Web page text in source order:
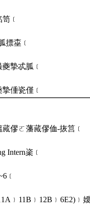
﹝
摽桽﹝
摯忒胍﹝
偅瓷僅﹝
僇ㄛ藩蕆僇侐-拻筥﹝
Intern秶﹝